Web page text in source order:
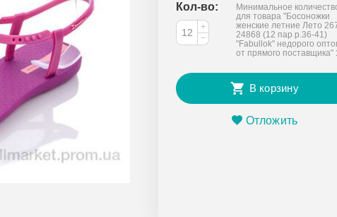
Кол-во:
+
−
Минимальное
для товара "Босоножки
женские летние Лето
24868 (12 пар р.36-41)
"Fabullok" недорого
от прямого поставщика"
В корзину
Отложить